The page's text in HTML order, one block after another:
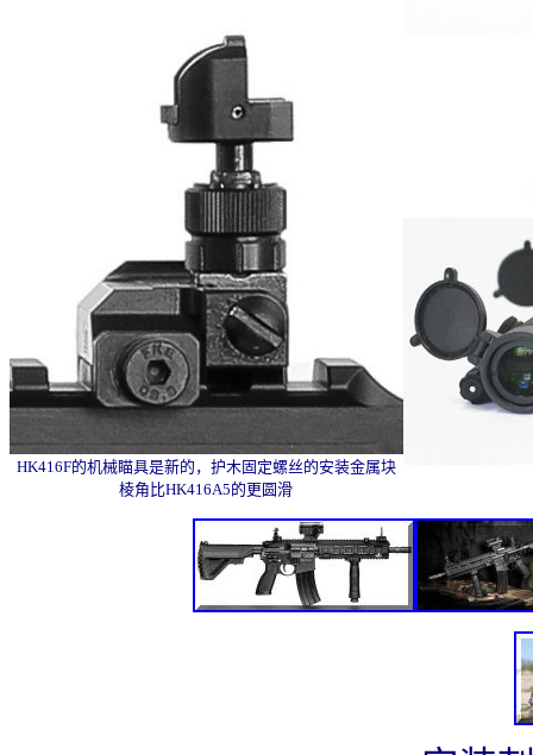
HK416F的机械瞄具是新的，护木固定螺丝的安装金属块
棱角比HK416A5的更圆滑